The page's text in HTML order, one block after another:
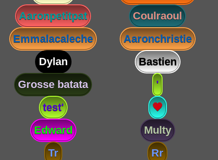
Aaronpetitpat
Coulraoul
Emmalacaleche
Aaronchristie
Dylan
Bastien
Grosse batata
'
test'
💗
Edward
Multy
Tr
Rr